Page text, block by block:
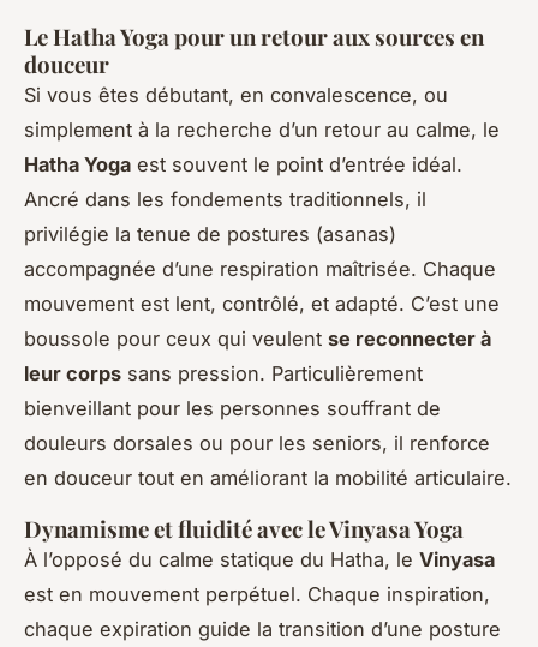
Le Hatha Yoga pour un retour aux sources en
douceur
Si vous êtes débutant, en convalescence, ou
simplement à la recherche d’un retour au calme, le
Hatha Yoga est souvent le point d’entrée idéal.
Ancré dans les fondements traditionnels, il
privilégie la tenue de postures (asanas)
accompagnée d’une respiration maîtrisée. Chaque
mouvement est lent, contrôlé, et adapté. C’est une
boussole pour ceux qui veulent se reconnecter à
leur corps sans pression. Particulièrement
bienveillant pour les personnes souffrant de
douleurs dorsales ou pour les seniors, il renforce
en douceur tout en améliorant la mobilité articulaire.
Dynamisme et fluidité avec le Vinyasa Yoga
À l’opposé du calme statique du Hatha, le Vinyasa
est en mouvement perpétuel. Chaque inspiration,
chaque expiration guide la transition d’une posture